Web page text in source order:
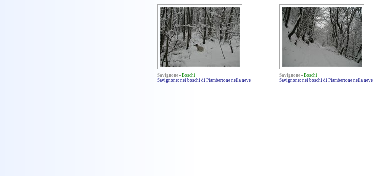
Savignone - Boschi
Savignone: nei boschi di Piambertone nella neve
Savignone - Boschi
Savignone: nei boschi di Piambertone nella neve